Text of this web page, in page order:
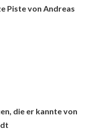
Piste von Andreas
die er kannte von